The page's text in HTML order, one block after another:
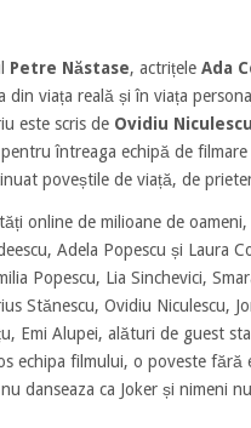
Petre Năstase, actrițele Ada
din viața reală și în viața
este scris de Ovidiu Niculescu
întreaga echipă de filmare
poveștile de viață, de
online de milioane de oameni,
Adela Popescu și Laura
Popescu, Lia Sinchevici,
Stănescu, Ovidiu Niculescu,
Emi Alupei, alături de guest
echipa filmului, o poveste fără
danseaza ca Joker și nimeni